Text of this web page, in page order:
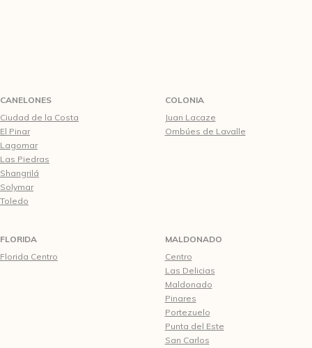
CANELONES
Ciudad de la Costa
El Pinar
Lagomar
Las Piedras
Shangrilá
Solymar
Toledo
COLONIA
Juan Lacaze
Ombúes de Lavalle
FLORIDA
Florida Centro
MALDONADO
Centro
Las Delicias
Maldonado
Pinares
Portezuelo
Punta del Este
San Carlos